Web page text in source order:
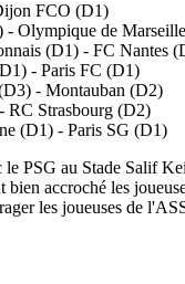
FCO (D1)
Olympique de
(D1) - FC Nantes
- Paris FC (D1)
- Montauban (D2)
RC Strasbourg (D2)
(D1) - Paris SG (D1)
PSG au Stade Salif
bien accroché les
les joueuses de